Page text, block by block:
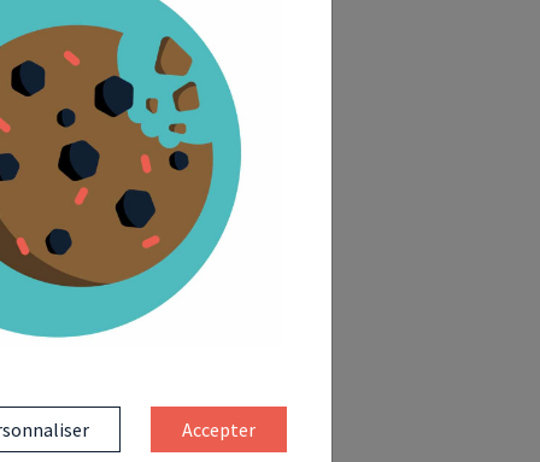
Accepter